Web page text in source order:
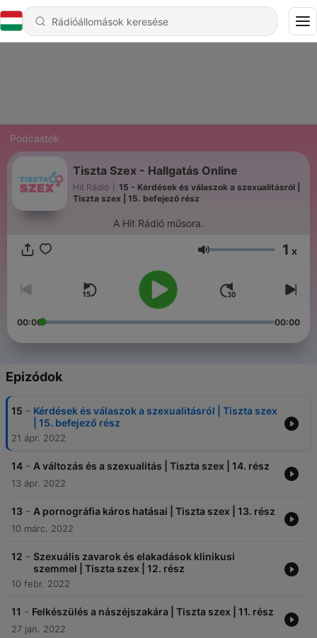
Podcastok
Tiszta Szex - Hallgatás Online
Hit Rádió
15 - Kérdések és válaszok a szexualitásról |
Tiszta szex | 15. befejező rész
A Hit Rádió műsora.
Hangerő 1 x
00:00 00:00
Epizódok
15 - Kérdések és válaszok a szexualitásról | Tiszta szex
| 15. befejező rész
21 ápr. 2022
14 - A változás és a szexualitás | Tiszta szex | 14. rész
13 ápr. 2022
13 - A pornográfia káros hatásai | Tiszta szex | 13. rész
10 márc. 2022
12 - Szexuális zavarok és elakadások klinikusi
szemmel | Tiszta szex | 12. rész
10 febr. 2022
11 - Felkészülés a nászéjszakára | Tiszta szex | 11. rész
27 jan. 2022